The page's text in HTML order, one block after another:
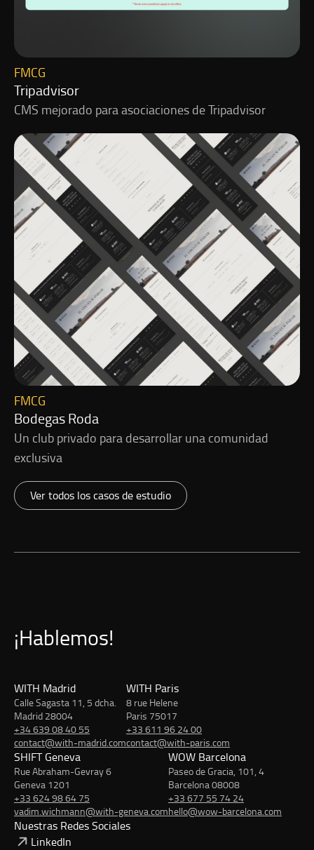
Tripadvisor
FMCG
CMS mejorado para asociaciones de Tripadvisor
Bodegas Roda
FMCG
Un club privado para desarrollar una comunidad
exclusiva
Ver todos los casos de estudio
¡Hablemos!
WITH Madrid
Calle Sagasta 11, 5 dcha.
Madrid 28004
+34 639 08 40 55
contact@with-madrid.com
WITH Paris
8 rue Helene
Paris 75017
+33 611 96 24 00
contact@with-paris.com
SHIFT Geneva
Rue Abraham-Gevray 6
Geneva 1201
+33 624 98 64 75
vadim.wichmann@with-geneva.com
WOW Barcelona
Paseo de Gracia, 101, 4
Barcelona 08008
+33 677 55 74 24
hello@wow-barcelona.com
Nuestras Redes Sociales
LinkedIn